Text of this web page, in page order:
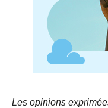
Les opinions